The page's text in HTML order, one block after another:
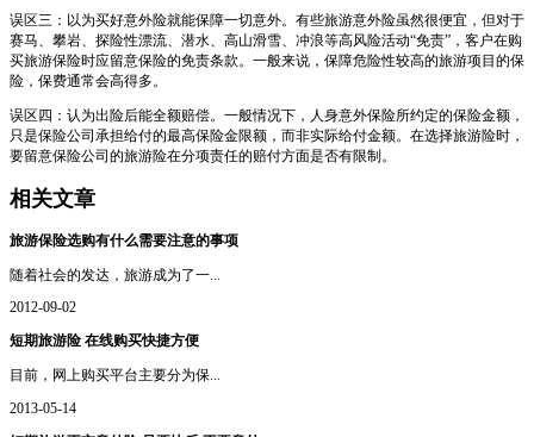
误区三：以为买好意外险就能保障一切意外。有些旅游意外险虽然很便宜，但对于
赛马、攀岩、探险性漂流、潜水、高山滑雪、冲浪等高风险活动“免责”，客户在购
买旅游保险时应留意保险的免责条款。一般来说，保障危险性较高的旅游项目的保
险，保费通常会高得多。
误区四：认为出险后能全额赔偿。一般情况下，人身意外保险所约定的保险金额，
只是保险公司承担给付的最高保险金限额，而非实际给付金额。在选择旅游险时，
要留意保险公司的旅游险在分项责任的赔付方面是否有限制。
相关文章
旅游保险选购有什么需要注意的事项
随着社会的发达，旅游成为了一...
2012-09-02
短期旅游险 在线购买快捷方便
目前，网上购买平台主要分为保...
2013-05-14